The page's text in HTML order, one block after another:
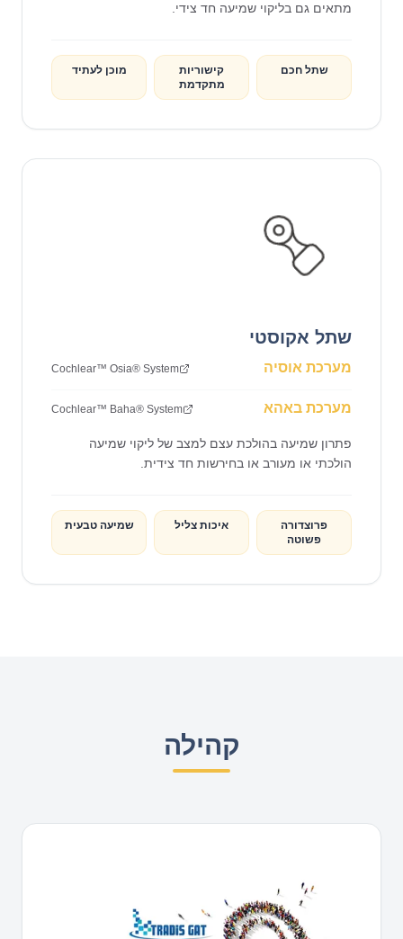
מתאים גם בליקוי שמיעה חד צידי.
שתל חכם
קישוריות
מתקדמת
מוכן לעתיד
שתל אקוסטי
מערכת אוסיה Cochlear™ Osia® System
מערכת באהא Cochlear™ Baha® System
פתרון שמיעה בהולכת עצם למצב של ליקוי שמיעה
הולכתי או מעורב או בחירשות חד צידית.
פרוצדורה
פשוטה
איכות צליל שמיעה טבעית
קהילה